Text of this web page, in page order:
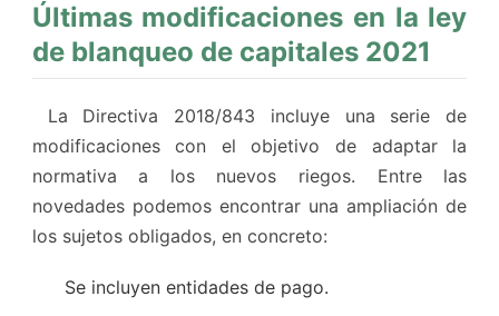
Últimas modificaciones en la ley
de blanqueo de capitales 2021
La Directiva 2018/843 incluye una serie de
modificaciones con el objetivo de adaptar la
normativa a los nuevos riegos. Entre las
novedades podemos encontrar una ampliación de
los sujetos obligados, en concreto:
Se incluyen entidades de pago.